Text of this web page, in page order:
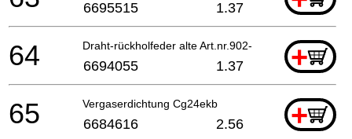
6695515 1.37
Draht-rückholfeder alte Art.nr.902-10243-20+
64 6694055 1.37
Vergaserdichtung Cg24ekb +
65 6684616 2.56